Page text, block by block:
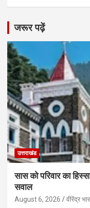
जरूर पढ़ें
उत्तराखंड
सास को परिवार का
सवाल
August 6, 2026 वीरेंद्र